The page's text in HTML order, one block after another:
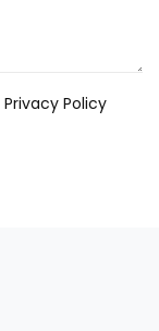
Privacy Policy